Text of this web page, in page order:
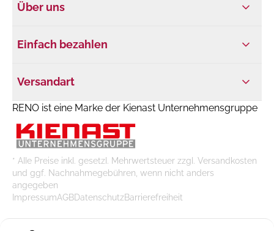
Über uns
Einfach bezahlen
Versandart
RENO ist eine Marke der Kienast Unternehmensgruppe
* Alle Preise inkl. gesetzl. Mehrwertsteuer zzgl. Versandkosten
und ggf. Nachnahmegebühren, wenn nicht anders
angegeben
ImpressumAGBDatenschutzBarrierefreiheit